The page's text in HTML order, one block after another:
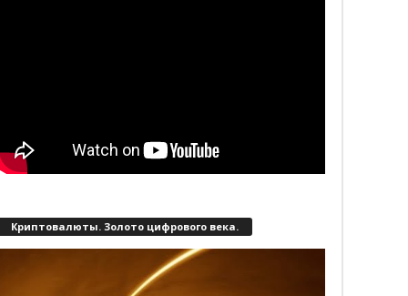
Криптовалюты. Золото цифрового века.